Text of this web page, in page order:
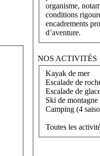
organisme,
conditions
encadrements
d’aventure.
NOS ACTIVITÉS
Kayak de mer
Escalade de
Escalade de
Ski de
Camping (4
Toutes les